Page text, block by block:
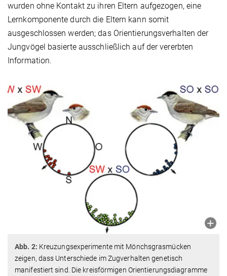
wurden ohne Kontakt zu ihren Eltern aufgezogen, eine
Lernkomponente durch die Eltern kann somit
ausgeschlossen werden; das Orientierungsverhalten der
Jungvögel basierte ausschließlich auf der vererbten
Information.
Abb. 2: Kreuzungsexperimente mit Mönchsgrasmücken
zeigen, dass Unterschiede im Zugverhalten genetisch
manifestiert sind. Die kreisförmigen Orientierungsdiagramme